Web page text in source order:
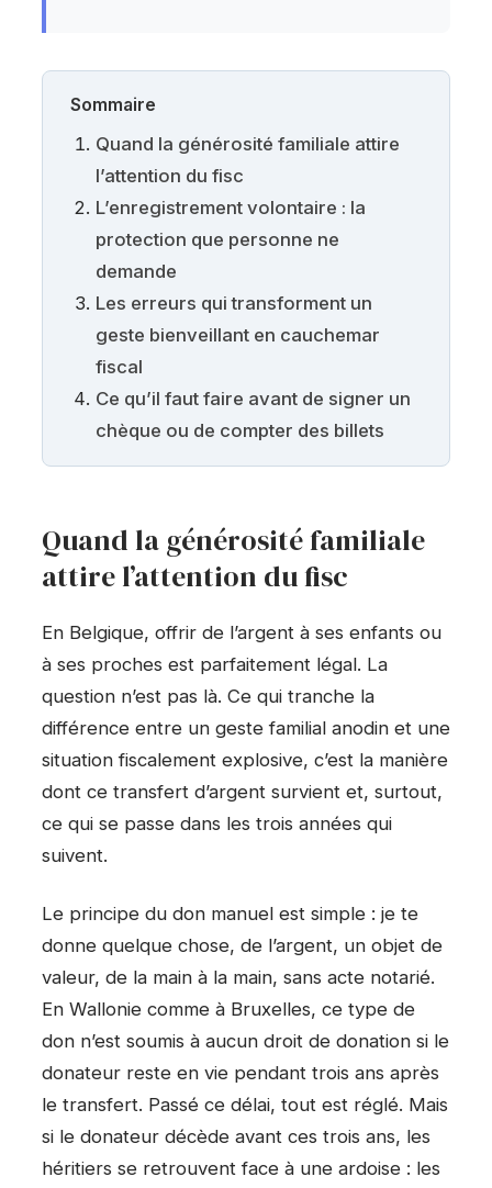
Sommaire
Quand la générosité familiale attire
l’attention du fisc
L’enregistrement volontaire : la
protection que personne ne
demande
Les erreurs qui transforment un
geste bienveillant en cauchemar
fiscal
Ce qu’il faut faire avant de signer un
chèque ou de compter des billets
Quand la générosité familiale
attire l’attention du fisc
En Belgique, offrir de l’argent à ses enfants ou
à ses proches est parfaitement légal. La
question n’est pas là. Ce qui tranche la
différence entre un geste familial anodin et une
situation fiscalement explosive, c’est la manière
dont ce transfert d’argent survient et, surtout,
ce qui se passe dans les trois années qui
suivent.
Le principe du don manuel est simple : je te
donne quelque chose, de l’argent, un objet de
valeur, de la main à la main, sans acte notarié.
En Wallonie comme à Bruxelles, ce type de
don n’est soumis à aucun droit de donation si le
donateur reste en vie pendant trois ans après
le transfert. Passé ce délai, tout est réglé. Mais
si le donateur décède avant ces trois ans, les
héritiers se retrouvent face à une ardoise : les